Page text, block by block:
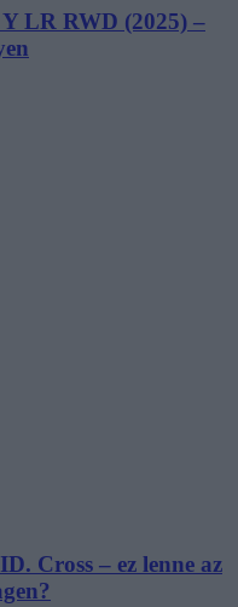
Y LR RWD (2025) –
Cross – ez lenne az